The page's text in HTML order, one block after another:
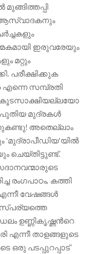
ആസ്വാദകനും
ഇരുവരേയും
മറ്റും
പരീക്ഷിക്കുക
എന്നെ സമ്പ്രതി
(കൂടസാക്ഷിയല്ലയോ
മുദ്രകള്‍
അതെല്ലാം
'മുദ്രാപീഡിയ'യില്‍
ചെയ്തിട്ടുണ്ട്.
രംഗപാഠം, കത്തി
വേഷങ്ങള്‍
ഉണ്ണികൃഷ്ണന്‍റെ
എന്നീ താളങ്ങളുടെ
ഒരു പടപ്പുറപ്പാട്‌